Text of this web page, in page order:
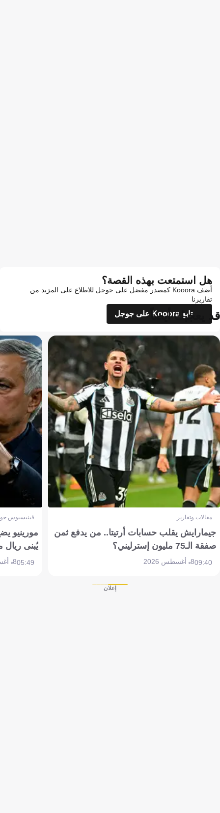
هل استمتعت بهذه القصة؟
أضف Kooora كمصدر مفضل على جوجل للاطلاع على المزيد من
تقاريرنا
تابع Kooora على جوجل
قد يعجبك أيضاً
مقالات وتقارير
جيمارايش يقلب حسابات أرتيتا.. من يدفع ثمن
صفقة الـ75 مليون إسترليني؟
09:408 أغسطس 2026
فينيسيوس
مورينيو
يُبنى ريال
05:498 أغسطس 2026
إعلان